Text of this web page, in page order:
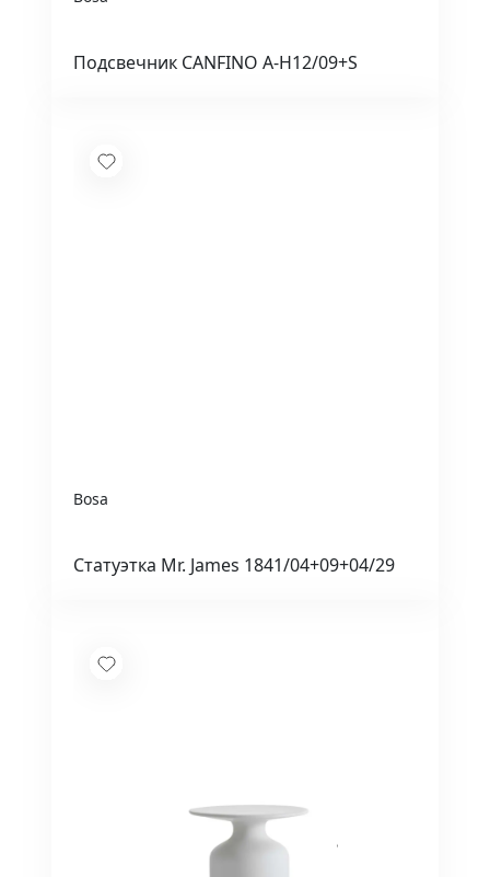
Подсвечник CANFINO A-H12/09+S
Bosa
Статуэтка Mr. James 1841/04+09+04/29